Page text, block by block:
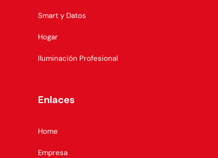
Smart y Datos
Hogar
Iluminación Profesional
Enlaces
Home
Empresa